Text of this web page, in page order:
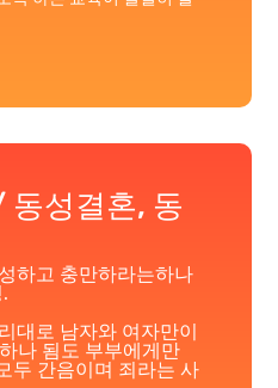
성결혼, 동
하고 충만하라는하나
대로 남자와 여자만이
나 됨도 부부에게만
두 간음이며 죄라는 사